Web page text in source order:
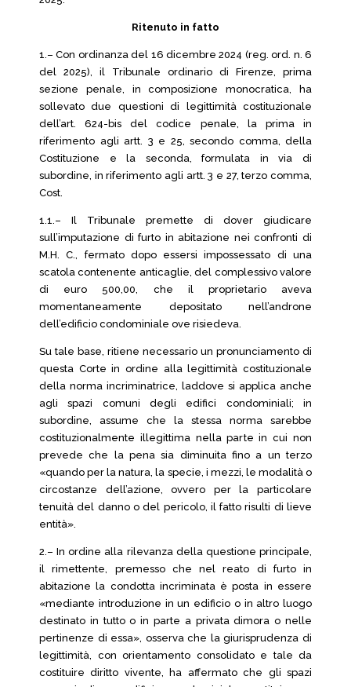
Ritenuto in fatto
1.– Con ordinanza del 16 dicembre 2024 (reg. ord. n. 6
del 2025), il Tribunale ordinario di Firenze, prima
sezione penale, in composizione monocratica, ha
sollevato due questioni di legittimità costituzionale
dell’art. 624-bis del codice penale, la prima in
riferimento agli artt. 3 e 25, secondo comma, della
Costituzione e la seconda, formulata in via di
subordine, in riferimento agli artt. 3 e 27, terzo comma,
Cost.
1.1.– Il Tribunale premette di dover giudicare
sull’imputazione di furto in abitazione nei confronti di
M.H. C., fermato dopo essersi impossessato di una
scatola contenente anticaglie, del complessivo valore
di euro 500,00, che il proprietario aveva
momentaneamente depositato nell’androne
dell’edificio condominiale ove risiedeva.
Su tale base, ritiene necessario un pronunciamento di
questa Corte in ordine alla legittimità costituzionale
della norma incriminatrice, laddove si applica anche
agli spazi comuni degli edifici condominiali; in
subordine, assume che la stessa norma sarebbe
costituzionalmente illegittima nella parte in cui non
prevede che la pena sia diminuita fino a un terzo
«quando per la natura, la specie, i mezzi, le modalità o
circostanze dell’azione, ovvero per la particolare
tenuità del danno o del pericolo, il fatto risulti di lieve
entità».
2.– In ordine alla rilevanza della questione principale,
il rimettente, premesso che nel reato di furto in
abitazione la condotta incriminata è posta in essere
«mediante introduzione in un edificio o in altro luogo
destinato in tutto o in parte a privata dimora o nelle
pertinenze di essa», osserva che la giurisprudenza di
legittimità, con orientamento consolidato e tale da
costituire diritto vivente, ha affermato che gli spazi